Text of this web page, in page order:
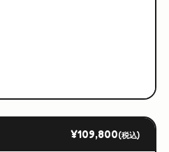
¥109,800(税込)